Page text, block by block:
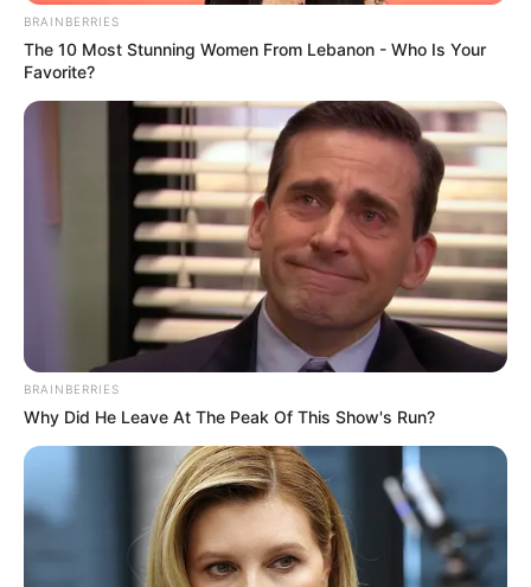
BRAINBERRIES
The 10 Most Stunning Women From Lebanon - Who Is Your
Favorite?
BRAINBERRIES
Why Did He Leave At The Peak Of This Show's Run?